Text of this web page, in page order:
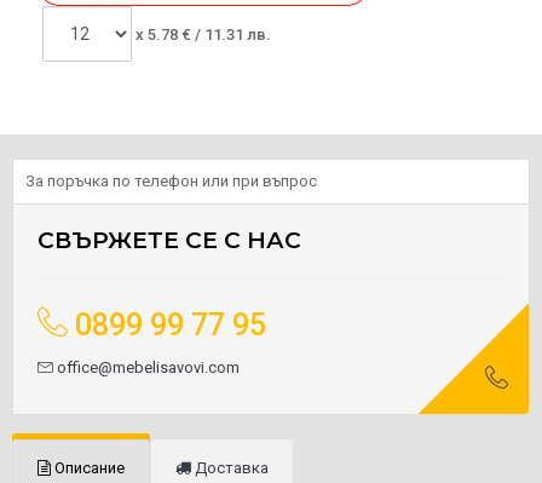
x 5.78 € / 11.31 лв.
За поръчка по телефон или при въпрос
СВЪРЖЕТЕ СЕ С НАС
0899 99 77 95
office@mebelisavovi.com
Описание Доставка